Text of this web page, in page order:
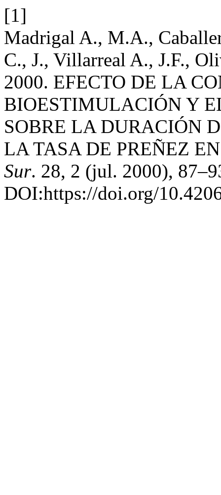
[1]
Madrigal A., M.A.,
C., J., Villarreal A., J.F.,
2000. EFECTO DE LA
BIOESTIMULACIÓN Y
SOBRE LA DURACIÓN
LA TASA DE PREÑEZ
Sur. 28, 2 (jul. 2000),
DOI:https://doi.org/